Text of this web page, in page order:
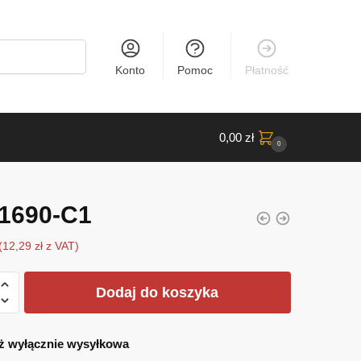
Konto Pomoc Płatność
0,00 zł 0
C1
12,29 złz VAT)
Dodaj do koszyka
wyłącznie wysyłkowa